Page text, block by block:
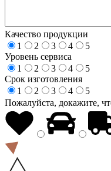
Качество продукции
1
2 3 4
5
Уровень сервиса
1
2 3 4
5
Срок изготовления
1
2 3 4
5
Пожалуйста, докажите,